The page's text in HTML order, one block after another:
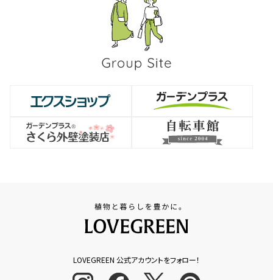
LOVEGREEN 公式アカウントをフォロー！